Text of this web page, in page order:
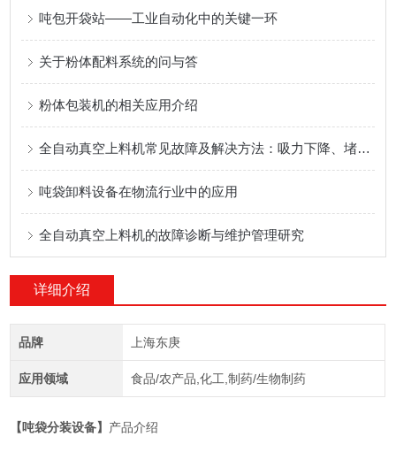
吨包开袋站——工业自动化中的关键一环
关于粉体配料系统的问与答
粉体包装机的相关应用介绍
全自动真空上料机常见故障及解决方法：吸力下降、堵料、漏气怎么办？
吨袋卸料设备在物流行业中的应用
全自动真空上料机的故障诊断与维护管理研究
详细介绍
品牌 上海东庚
应用领域 食品/农产品,化工,制药/生物制药
【 吨袋分装设备】 产品介绍